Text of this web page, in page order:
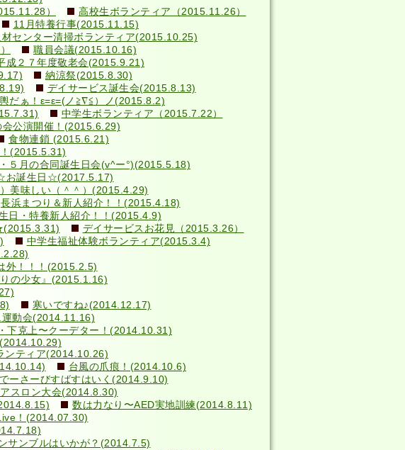
）
高校生ボランティア（2015.11.26）
11月特養行事(2015.11.15)
材センター清掃ボランティア(2015.10.25)
職員会議(2015.10.16)
成２７年度敬老会(2015.9.21)
納涼祭(2015.8.30)
デイサービス誕生会(2015.8.13)
だぁ！ε=ε=(ノ≧∇≦）ノ(2015.8.2)
中学生ボランティア（2015.7.22）
会公演開催！(2015.6.29)
食物連鎖 (2015.6.21)
(2015.5.31)
５月の合同誕生日会(v^ー°)(2015.5.18)
お誕生日☆(2017.5.17)
美味しい（＾＾）(2015.4.29)
長浜まつり＆新人紹介！！(2015.4.18)
日・特養新人紹介！！(2015.4.9)
デイサービスお花見（2015.3.26）
中学生福祉体験ボランティア(2015.3.4)
外！！！(2015.2.5)
りの少女』(2015.1.16)
寒いですね♪(2014.12.17)
運動会(2014.11.16)
下克上〜クーデター！(2014.10.31)
ンティア(2014.10.26)
台風の爪痕！(2014.10.6)
でーさーびすばすはいく(2014.9.10)
スロン大会(2014.8.30)
数は力なり〜AED実地訓練(2014.8.11)
！(2014.07.30)
サンブルはいかが？(2014.7.5)